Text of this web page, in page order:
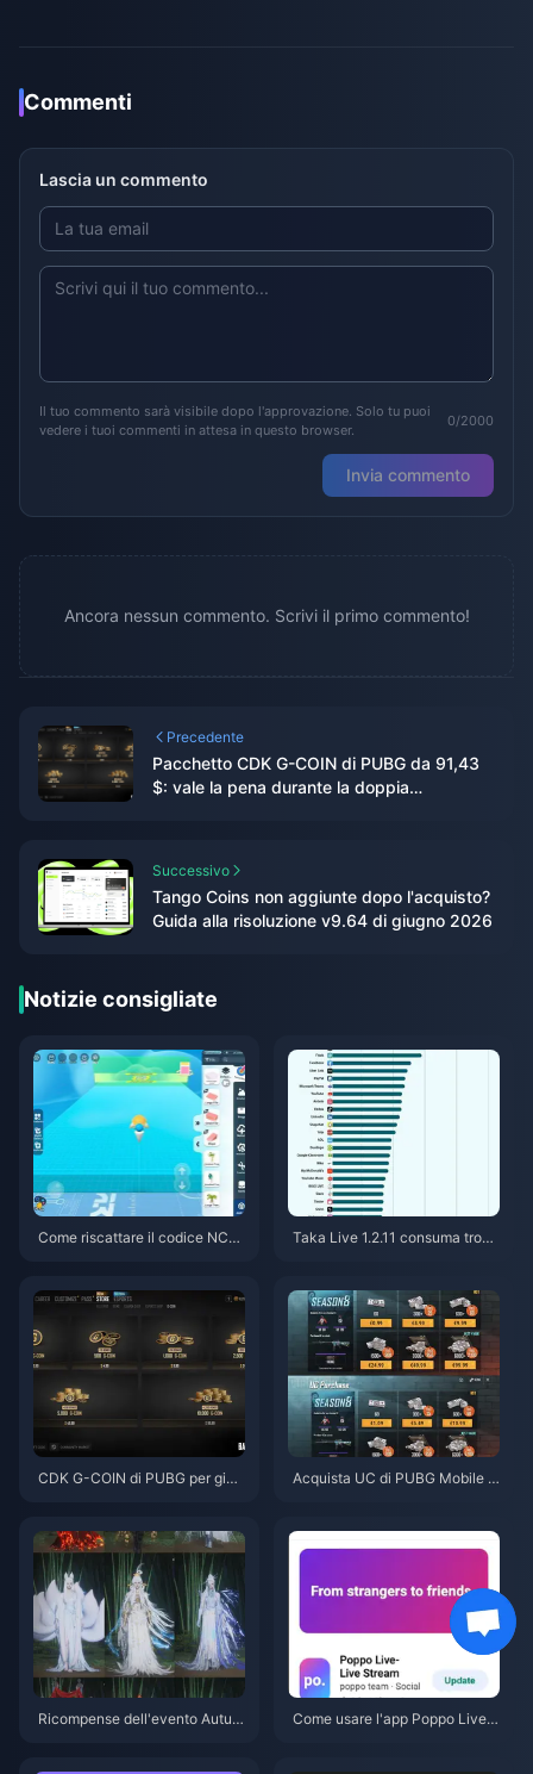
Commenti
Lascia un commento
Il tuo commento sarà visibile dopo l'approvazione. Solo tu puoi
vedere i tuoi commenti in attesa in questo browser.
0/2000
Invia commento
Ancora nessun commento. Scrivi il primo commento!
Precedente
Pacchetto CDK G-COIN di PUBG da 91,43
$: vale la pena durante la doppia
Successivo
Tango Coins non aggiunte dopo l'acquisto?
Guida alla risoluzione v9.64 di giugno 2026
Notizie consigliate
Come riscattare il codice NCR
Taka Live 1.2.11 consuma tropp
ioni
CDK G-COIN di PUBG per giug
Acquista UC di PUBG Mobile a
lio 2026): costi, i migliori pacch
etti e ricariche sicure
Ricompense dell'evento Autun
Come usare l'app Poppo Live: